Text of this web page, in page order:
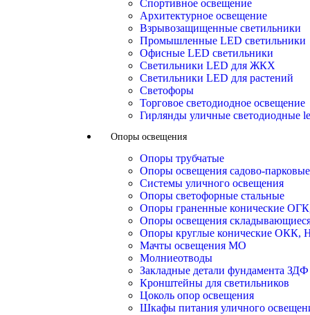
Спортивное освещение
Архитектурное освещение
Взрывозащищенные светильники
Промышленные LED светильники
Офисные LED светильники
Cветильники LED для ЖКХ
Светильники LED для растений
Светофоры
Торговое светодиодное освещение
Гирлянды уличные светодиодные
Опоры освещения
Опоры трубчатые
Опоры освещения садово-парковые
Системы уличного освещения
Опоры светофорные стальные
Опоры граненные конические
Опоры освещения
Опоры круглые конические ОКК,
Мачты освещения МО
Молниеотводы
Закладные детали фундамента ЗДФ
Кронштейны для светильников
Цоколь опор освещения
Шкафы питания уличного